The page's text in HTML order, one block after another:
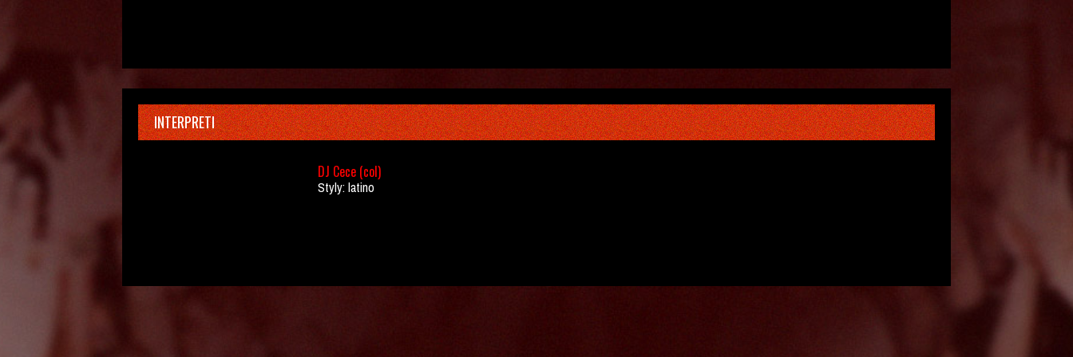
INTERPRETI
DJ Cece (col)
Styly: latino